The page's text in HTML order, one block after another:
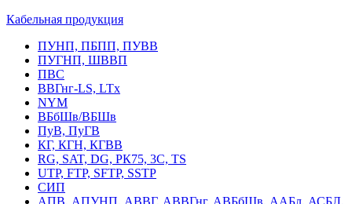
Кабельная продукция
ПУНП, ПБПП, ПУВВ
ПУГНП, ШВВП
ПВС
ВВГнг-LS, LTx
NYM
ВБбШв/ВБШв
ПуВ, ПуГВ
КГ, КГН, КГВВ
RG, SAT, DG, РК75, 3С, TS
UTP, FTP, SFTP, SSTP
СИП
АПВ, АПУНП, АВВГ, АВВГнг, АВБбШв, ААБл, АСБЛ,